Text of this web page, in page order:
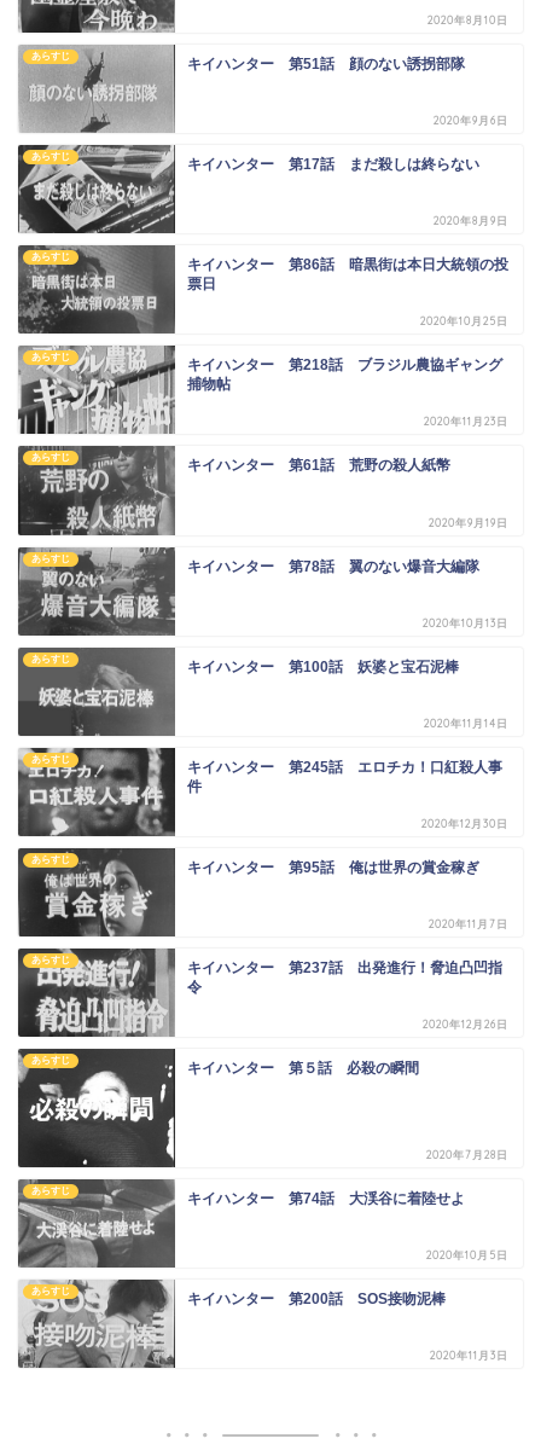
2020年8月10日
あらすじ キイハンター 第51話 顔のない誘拐部隊
2020年9月6日
あらすじ キイハンター 第17話 まだ殺しは終らない
2020年8月9日
あらすじ
キイハンター 第86話 暗黒街は本日大統領の投
票日
2020年10月25日
あらすじ
キイハンター 第218話 ブラジル農協ギャング
捕物帖
2020年11月23日
あらすじ キイハンター 第61話 荒野の殺人紙幣
2020年9月19日
あらすじ キイハンター 第78話 翼のない爆音大編隊
2020年10月13日
あらすじ キイハンター 第100話 妖婆と宝石泥棒
2020年11月14日
あらすじ
キイハンター 第245話 エロチカ！口紅殺人事
件
2020年12月30日
あらすじ キイハンター 第95話 俺は世界の賞金稼ぎ
2020年11月7日
あらすじ
キイハンター 第237話 出発進行！脅迫凸凹指
令
2020年12月26日
あらすじ キイハンター 第５話 必殺の瞬間
2020年7月28日
あらすじ キイハンター 第74話 大渓谷に着陸せよ
2020年10月5日
あらすじ キイハンター 第200話 SOS接吻泥棒
2020年11月3日